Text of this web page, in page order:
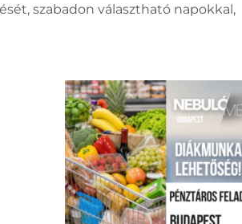
szabadon választható napokkal,